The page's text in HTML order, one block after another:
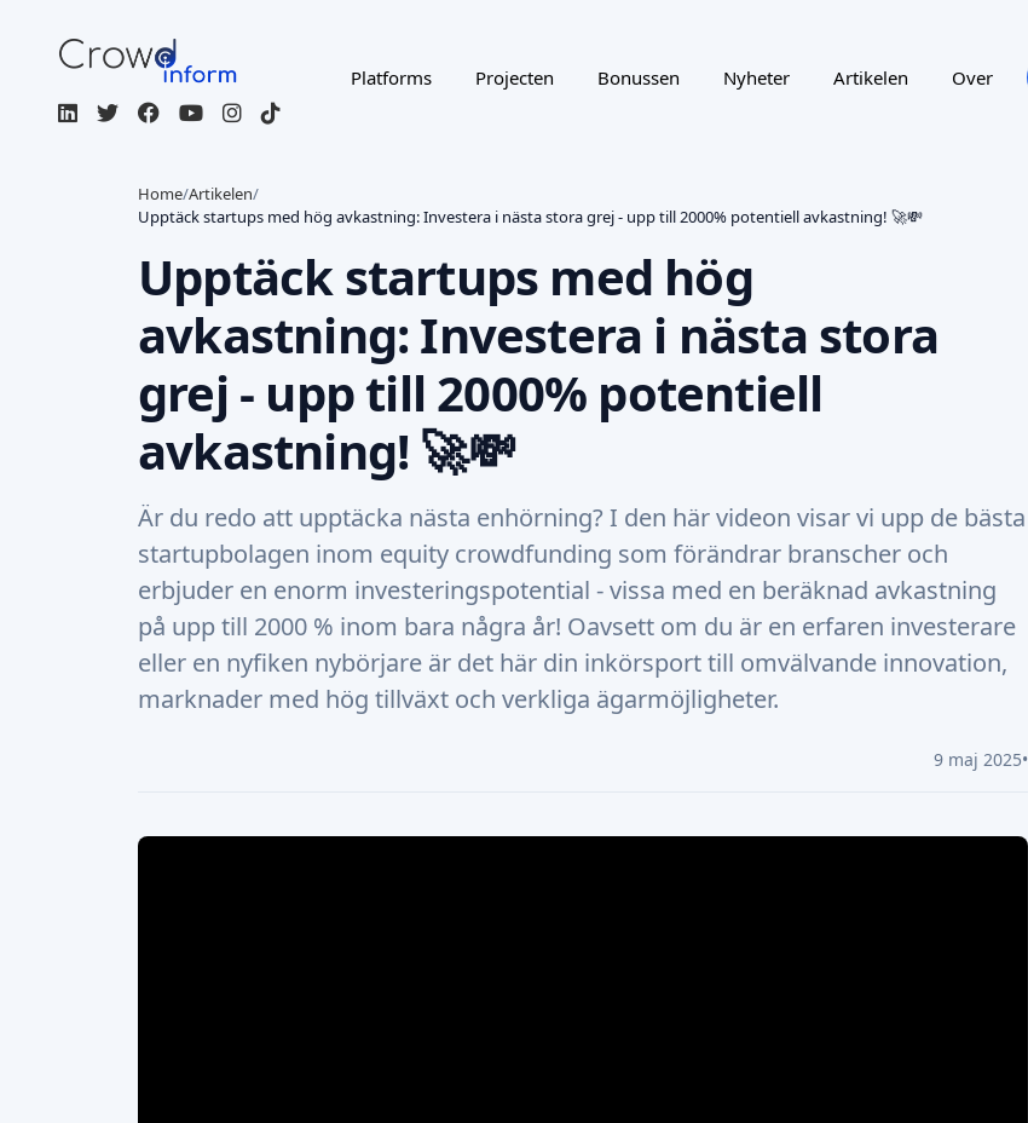
Platforms Projecten Bonussen Nyheter Artikelen Over
Home/Artikelen/
Upptäck startups med hög avkastning: Investera i nästa stora grej - upp till 2000% potentiell avkastning! 🚀💸
Upptäck startups med hög
avkastning: Investera i nästa stora
grej - upp till 2000% potentiell
avkastning! 🚀💸
Är du redo att upptäcka nästa enhörning? I den här videon visar vi upp de bästa
startupbolagen inom equity crowdfunding som förändrar branscher och
erbjuder en enorm investeringspotential - vissa med en beräknad avkastning
på upp till 2000 % inom bara några år! Oavsett om du är en erfaren investerare
eller en nyfiken nybörjare är det här din inkörsport till omvälvande innovation,
marknader med hög tillväxt och verkliga ägarmöjligheter.
9 maj 2025•